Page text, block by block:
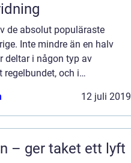
de absolut populäraste
Inte mindre än en halv
deltar i någon typ av
och i
12 juli 2019
– ger taket ett lyft